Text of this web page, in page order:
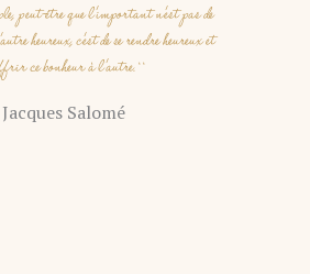
peut-être que l’important n’est pas de
heureux, c’est de se rendre heureux et
ce bonheur à l’autre.``
Jacques Salomé